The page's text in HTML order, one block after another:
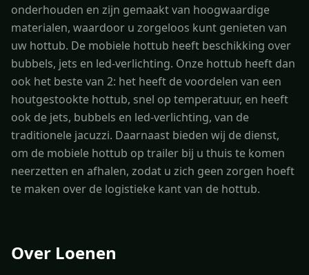
onderhouden en zijn gemaakt van hoogwaardige
materialen, waardoor u zorgeloos kunt genieten van
uw hottub. De mobiele hottub heeft beschikking over
bubbels, jets en led-verlichting. Onze hottub heeft dan
ook het beste van 2: het heeft de voordelen van een
houtgestookte hottub, snel op temperatuur, en heeft
ook de jets, bubbels en led-verlichting, van de
traditionele jacuzzi. Daarnaast bieden wij de dienst,
om de mobiele hottub op trailer bij u thuis te komen
neerzetten en afhalen, zodat u zich geen zorgen hoeft
te maken over de logistieke kant van de hottub.
Over Loenen